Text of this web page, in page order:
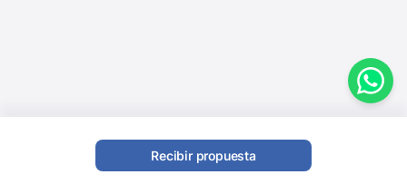
Recibir propuesta